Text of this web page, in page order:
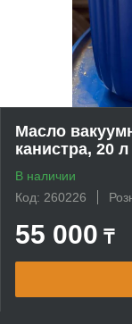
Масло
канистра, 20 л
В наличии
Код: 260226
55 000 ₸